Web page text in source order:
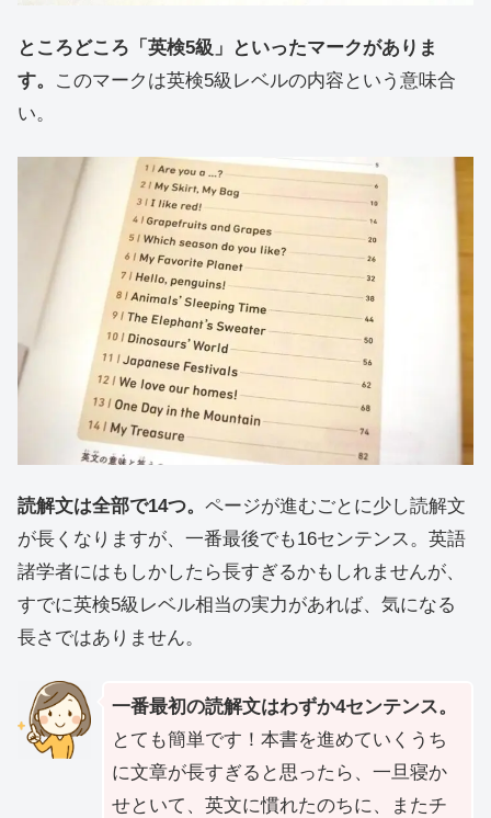
ところどころ「英検5級」といったマークがありま
す。
このマークは英検5級レベルの内容という意味合
い。
読解文は全部で14つ。 ページが進むごとに少し読解文
が長くなりますが、一番最後でも16センテンス。英語
諸学者にはもしかしたら長すぎるかもしれませんが、
すでに英検5級レベル相当の実力があれば、気になる
長さではありません。
一番最初の読解文はわずか4センテンス。
とても簡単です！本書を進めていくうち
に文章が長すぎると思ったら、一旦寝か
せといて、英文に慣れたのちに、またチ